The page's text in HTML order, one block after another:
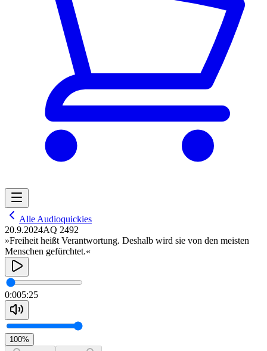
Alle Audioquickies
20.9.2024AQ 2492
»Freiheit heißt Verantwortung. Deshalb wird sie von den meisten
Menschen gefürchtet.«
0:005:25
100%